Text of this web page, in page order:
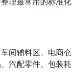
间辅料区、电商仓
汽配零件、包装耗